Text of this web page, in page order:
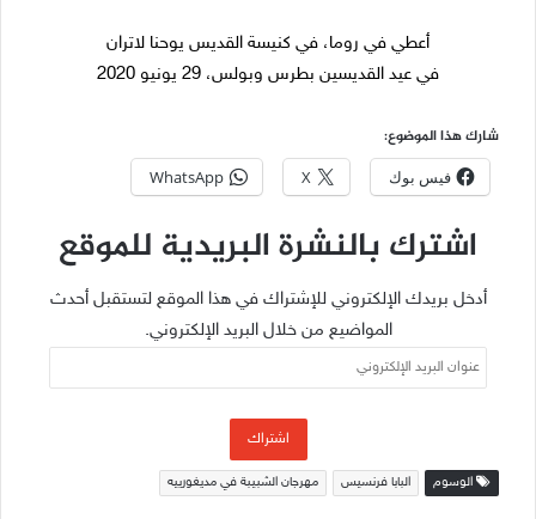
أعطي في روما، في كنيسة القديس يوحنا لاتران
في عيد القديسين بطرس وبولس، 29 يونيو 2020
شارك هذا الموضوع:
فيس بوك X
WhatsApp
اشترك بالنشرة البريدية للموقع
أدخل بريدك الإلكتروني للإشتراك في هذا الموقع لتستقبل أحدث
المواضيع من خلال البريد الإلكتروني.
عنوان
البريد
اشتراك
الوسوم البابا فرنسيس مهرجان الشبيبة في مديغورييه